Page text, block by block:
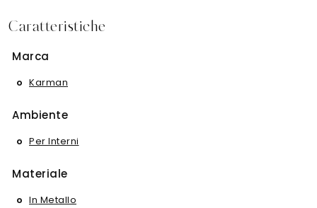
Caratteristiche
Marca
Karman
Ambiente
Per Interni
Materiale
In Metallo